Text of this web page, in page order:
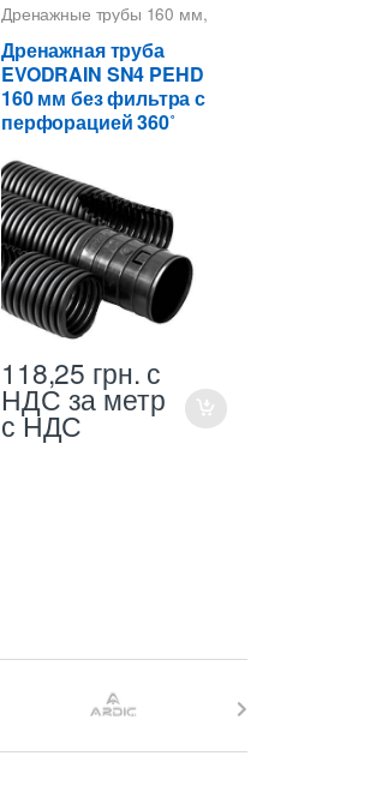
Дренажные трубы 160 мм,
Трубы дренажные
гофрированные
Дренажная труба
EVODRAIN SN4 PEHD
160 мм без фильтра с
перфорацией 360˚
118,25 грн. с
НДС за метр
с НДС